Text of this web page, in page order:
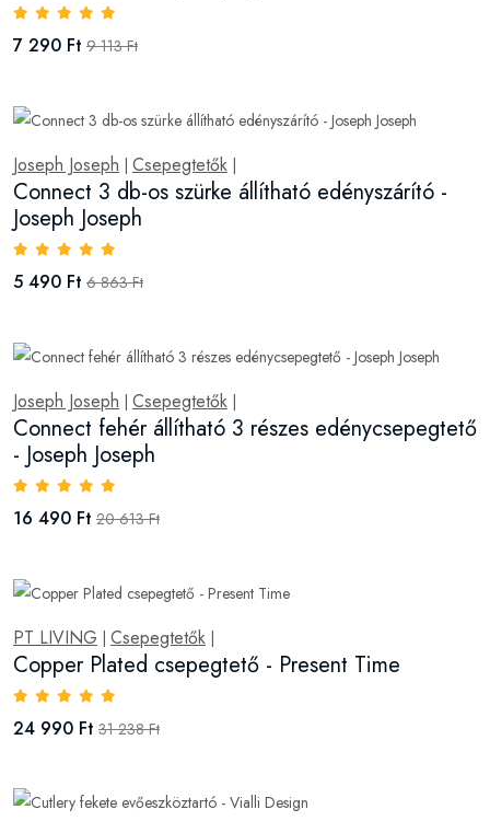
7 290 Ft 9 113 Ft
Joseph Joseph | Csepegtetők |
Connect 3 db-os szürke állítható edényszárító -
Joseph Joseph
5 490 Ft 6 863 Ft
Joseph Joseph | Csepegtetők |
Connect fehér állítható 3 részes edénycsepegtető
- Joseph Joseph
16 490 Ft 20 613 Ft
PT LIVING | Csepegtetők |
Copper Plated csepegtető - Present Time
24 990 Ft 31 238 Ft